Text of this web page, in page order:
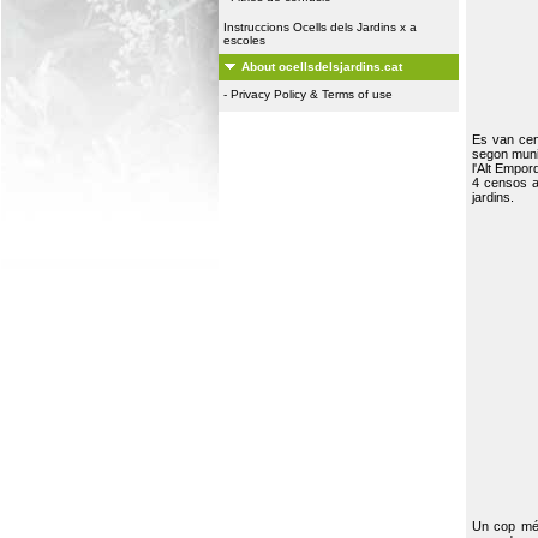
Instruccions Ocells dels Jardins x a
escoles
About ocellsdelsjardins.cat
- Privacy Policy & Terms of use
Es van
segon
l'Alt
4 censos
jardins.
Un cop